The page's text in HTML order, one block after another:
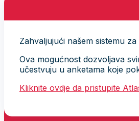
Zahvaljujući našem sistemu
Ova mogućnost dozvoljava
učestvuju u anketama koje
Kliknite ovdje da pristupite